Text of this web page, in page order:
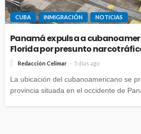
CUBA INMIGRACIÓN NOTICIAS
Panamá expulsa a
Florida por presunto
Redacción Celimar 5 días ago
La ubicación del cubanoamericano se
provincia situada en el occidente de